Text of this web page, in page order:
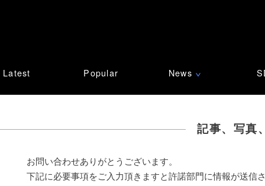
Latest Popular News ∨
記事、写真
お問い合わせありがとうございます。
下記に必要事項をご入力頂きますと許諾部門に情報が送信